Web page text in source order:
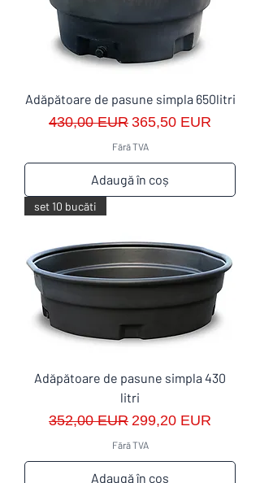
Adăpătoare de pasune simpla 650litri
Preț normal
430,00 EUR Preț redus
365,50 EUR
Fără TVA
Adaugă în coș
set 10 bucăti
Adăpătoare de pasune simpla 430
litri
Preț normal
352,00 EUR Preț redus
299,20 EUR
Fără TVA
Adaugă în coș